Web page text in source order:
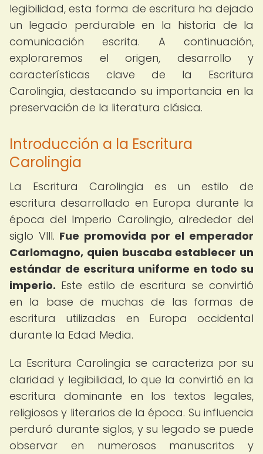
legibilidad, esta forma de escritura ha dejado
un legado perdurable en la historia de la
comunicación escrita. A continuación,
exploraremos el origen, desarrollo y
características clave de la Escritura
Carolingia, destacando su importancia en la
preservación de la literatura clásica.
Introducción a la Escritura
Carolingia
La Escritura Carolingia es un estilo de
escritura desarrollado en Europa durante la
época del Imperio Carolingio, alrededor del
siglo VIII. Fue promovida por el emperador
Carlomagno, quien buscaba establecer un
estándar de escritura uniforme en todo su
imperio. Este estilo de escritura se convirtió
en la base de muchas de las formas de
escritura utilizadas en Europa occidental
durante la Edad Media.
La Escritura Carolingia se caracteriza por su
claridad y legibilidad, lo que la convirtió en la
escritura dominante en los textos legales,
religiosos y literarios de la época. Su influencia
perduró durante siglos, y su legado se puede
observar en numerosos manuscritos y